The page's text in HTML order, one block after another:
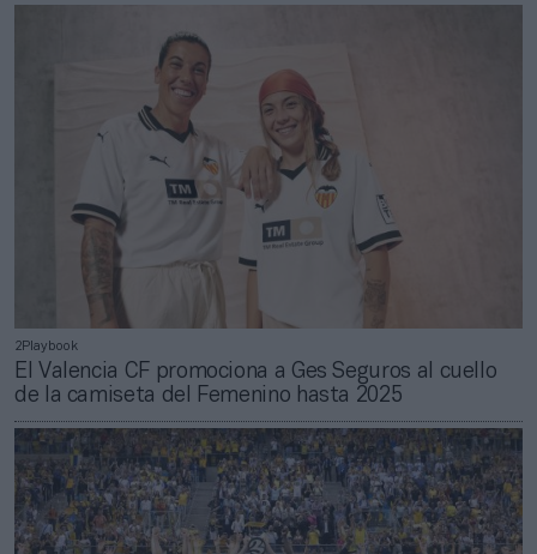
2Playbook
El Valencia CF promociona a Ges Seguros al cuello
de la camiseta del Femenino hasta 2025